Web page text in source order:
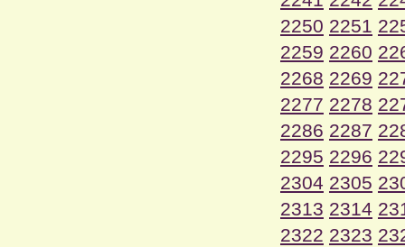
2250 2251
2259 2260
2268 2269
2277 2278
2286 2287
2295 2296
2304 2305
2313 2314
2322 2323